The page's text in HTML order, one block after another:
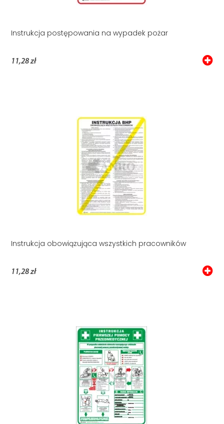
Instrukcja postępowania na wypadek pożar
11,28 zł
Instrukcja obowiązująca wszystkich pracowników
11,28 zł